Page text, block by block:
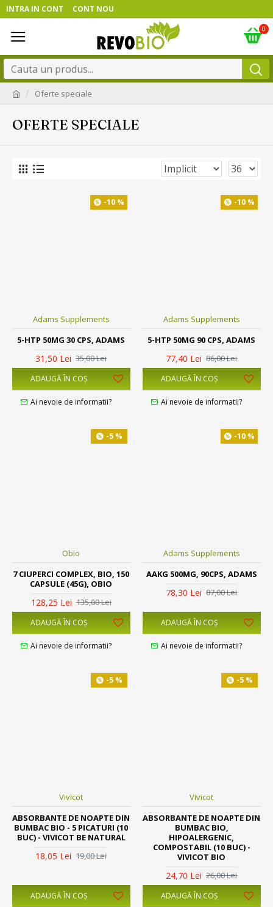
INTRA IN CONT CONT NOU
0
Oferte speciale
OFERTE SPECIALE
-10 %
Adams Supplements
5-HTP 50MG 30 CPS, ADAMS
31,50 Lei 35,00 Lei
ADAUGĂ ÎN COŞ
Ai nevoie de informatii?
-10 %
Adams Supplements
5-HTP 50MG 90 CPS, ADAMS
77,40 Lei 86,00 Lei
ADAUGĂ ÎN COŞ
Ai nevoie de informatii?
-5 %
Obio
7 CIUPERCI COMPLEX, BIO, 150
CAPSULE (45G), OBIO
128,25 Lei 135,00 Lei
ADAUGĂ ÎN COŞ
Ai nevoie de informatii?
-10 %
Adams Supplements
AAKG 500MG, 90CPS, ADAMS
78,30 Lei 87,00 Lei
ADAUGĂ ÎN COŞ
Ai nevoie de informatii?
-5 %
Vivicot
ABSORBANTE DE NOAPTE DIN
BUMBAC BIO - 5 PICATURI (10
BUC) - VIVICOT BE NATURAL
18,05 Lei 19,00 Lei
ADAUGĂ ÎN COŞ
-5 %
Vivicot
ABSORBANTE DE NOAPTE DIN
BUMBAC BIO,
HIPOALERGENIC,
COMPOSTABIL (10 BUC) -
VIVICOT BIO
24,70 Lei 26,00 Lei
ADAUGĂ ÎN COŞ